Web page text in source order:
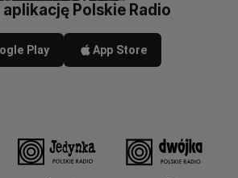
aplikację Polskie Radio
Play App Store